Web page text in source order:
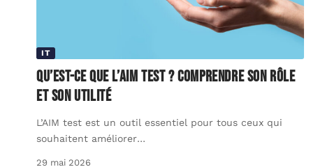
IT
Qu’est-ce que l’AIM test ? Comprendre son rôle
et son utilité
L’AIM test est un outil essentiel pour tous ceux qui
souhaitent améliorer…
29 mai 2026